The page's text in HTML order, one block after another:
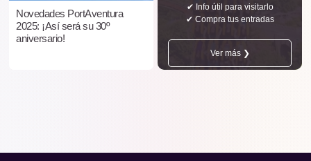
Novedades PortAventura
2025: ¡Así será su 30º
aniversario!
✔ Info útil para visitarlo
✔ Compra tus entradas
Ver más ❯